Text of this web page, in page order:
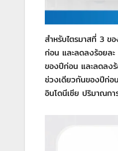
สำหรับไตรมาสที่ 3 ข
ก่อน และลดลงร้อยล
ของปีก่อน และลดลง
ช่วงเดียวกันของปีก่อ
อินโดนีเซีย ปริมาณกา